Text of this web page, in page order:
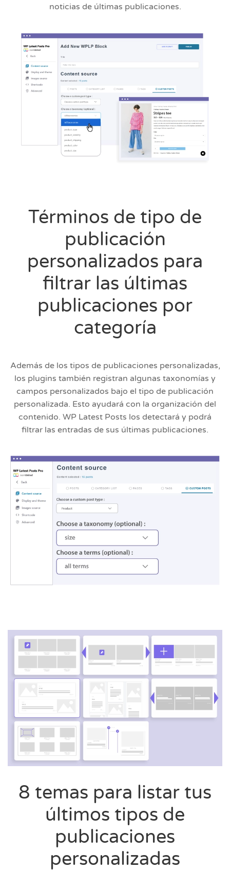
noticias de últimas publicaciones.
Términos de tipo de
publicación
personalizados para
filtrar las últimas
publicaciones por
categoría
Además de los tipos de publicaciones personalizadas,
los plugins también registran algunas taxonomías y
campos personalizados bajo el tipo de publicación
personalizada. Esto ayudará con la organización del
contenido. WP Latest Posts los detectará y podrá
filtrar las entradas de sus últimas publicaciones.
8 temas para listar tus
últimos tipos de
publicaciones
personalizadas